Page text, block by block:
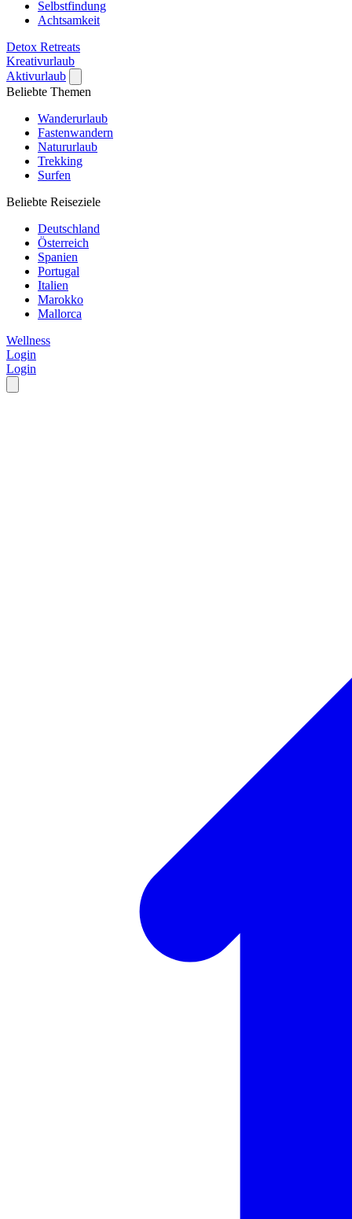
Selbstfindung
Achtsamkeit
Detox Retreats
Kreativurlaub
Aktivurlaub
Beliebte Themen
Wanderurlaub
Fastenwandern
Natururlaub
Trekking
Surfen
Beliebte Reiseziele
Deutschland
Österreich
Spanien
Portugal
Italien
Marokko
Mallorca
Wellness
Login
Login